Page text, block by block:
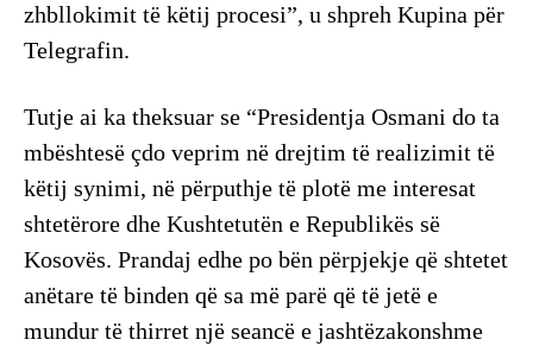
zhbllokimit të këtij procesi”, u shpreh Kupina për
Telegrafin.
Tutje ai ka theksuar se “Presidentja Osmani do ta
mbështesë çdo veprim në drejtim të realizimit të
këtij synimi, në përputhje të plotë me interesat
shtetërore dhe Kushtetutën e Republikës së
Kosovës. Prandaj edhe po bën përpjekje që shtetet
anëtare të binden që sa më parë që të jetë e
mundur të thirret një seancë e jashtëzakonshme